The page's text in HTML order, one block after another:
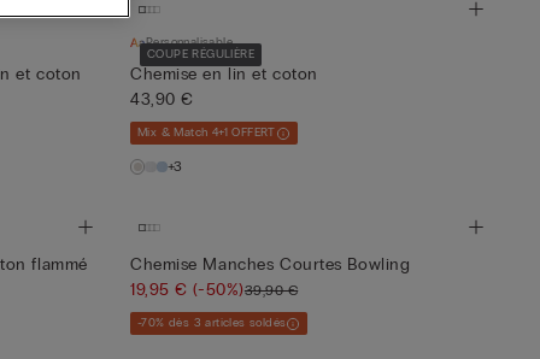
et coton
COUPE RÉGULIÈRE
Personnalisable
Chemise en lin et coton
43,90 €
Mix & Match 4+1 OFFERT
+3
flammé
Chemise Manches Courtes Bowling
19,95 €(-50%)39,90 €
-70% dès 3 articles soldés